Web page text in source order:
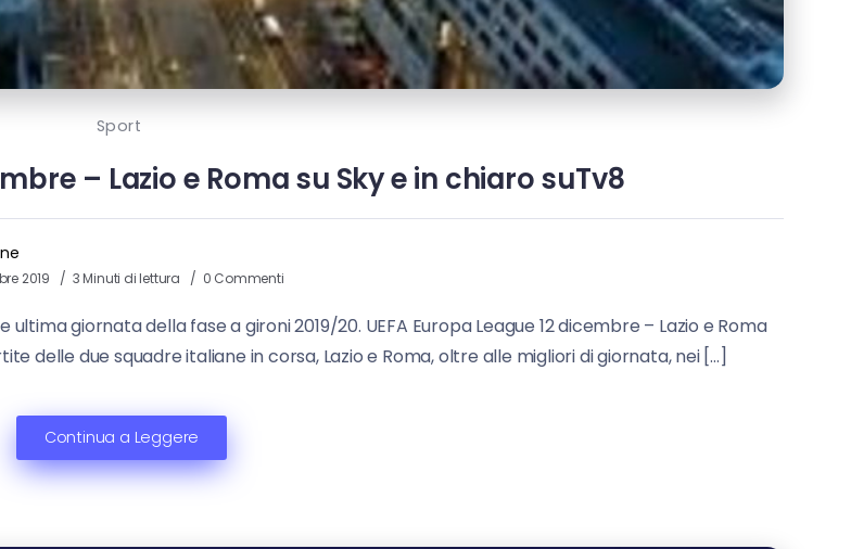
Sport
– Lazio e Roma su Sky e in chiaro suTv8
2019 3 Minuti di lettura 0 Commenti
giornata della fase a gironi 2019/20. UEFA Europa League 12 dicembre – Lazio e Roma
delle due squadre italiane in corsa, Lazio e Roma, oltre alle migliori di giornata, nei […]
Continua a Leggere